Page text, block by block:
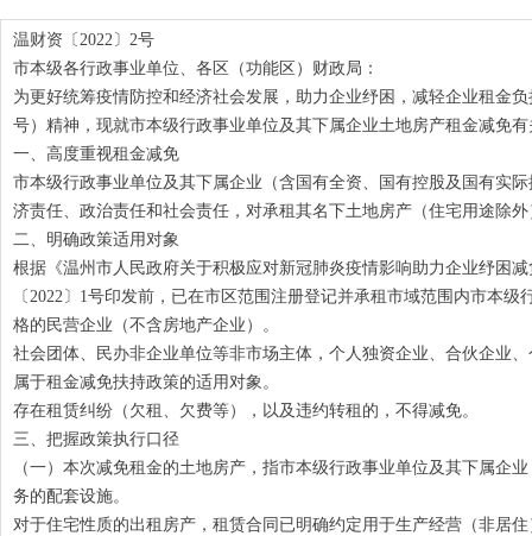
温财资〔2022〕2号
市本级各行政事业单位、各区（功能区）财政局：
为更好统筹疫情防控和经济社会发展，助力企业纾困，减轻企业租金
号）精神，现就市本级行政事业单位及其下属企业土地房产租金减免
一、高度重视租金减免
市本级行政事业单位及其下属企业（含国有全资、国有控股及国有实
济责任、政治责任和社会责任，对承租其名下土地房产（住宅用途除
二、明确政策适用对象
根据《温州市人民政府关于积极应对新冠肺炎疫情影响助力企业纾困
〔2022〕1号印发前，已在市区范围注册登记并承租市域范围内市本
格的民营企业（不含房地产企业）。
社会团体、民办非企业单位等非市场主体，个人独资企业、合伙企业
属于租金减免扶持政策的适用对象。
存在租赁纠纷（欠租、欠费等），以及违约转租的，不得减免。
三、把握政策执行口径
（一）本次减免租金的土地房产，指市本级行政事业单位及其下属
务的配套设施。
对于住宅性质的出租房产，租赁合同已明确约定用于生产经营（非居